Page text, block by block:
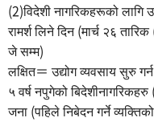
(2)विदेशी नागरिकहरूको लागि
रामर्श लिने दिन (मार्च २६
जे सम्म)
लक्षित＝ उद्योग व्यवसाय सुरु
५ वर्ष नपुगेको बिदेशीनागरिकहरु
जना (पहिले निबेदन गर्ने